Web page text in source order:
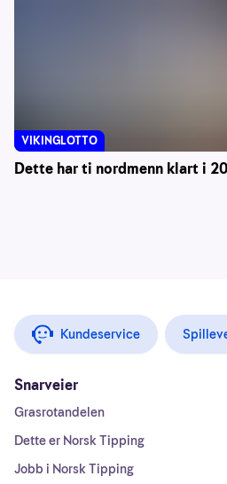
Dette har ti nordmenn klart i
VIKINGLOTTO
Kundeservice
Snarveier
Grasrotandelen
Dette er Norsk Tipping
Jobb i Norsk Tipping